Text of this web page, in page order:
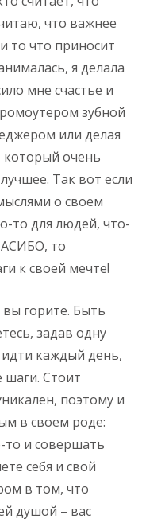
что важнее
то что приносит
я делала
мне счастье и
зубной
или делая
который очень
Так вот если
о своем
то для людей, что-
то
к своей мечте!
горите. Быть
задав одну
каждый день,
шаги. Стоит
поэтому и
в своем роде:
то и совершать
себя и свой
в том, что
душой – вас